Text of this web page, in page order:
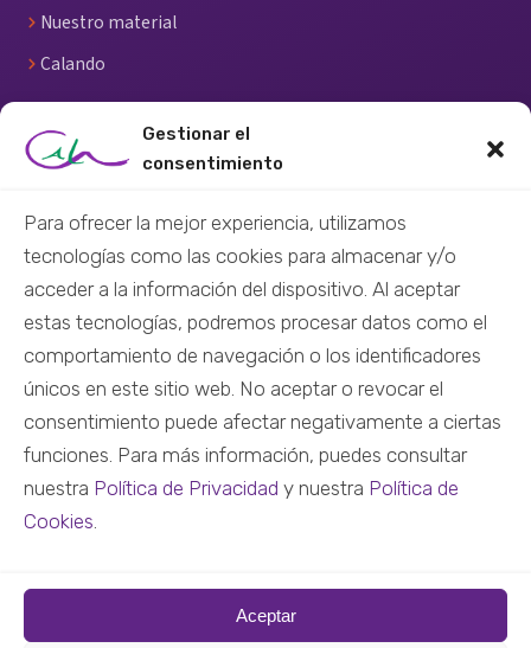
Gestionar el
consentimiento
Para ofrecer la mejor experiencia, utilizamos
tecnologías como las cookies para almacenar y/o
acceder a la información del dispositivo. Al aceptar
estas tecnologías, podremos procesar datos como el
comportamiento de navegación o los identificadores
únicos en este sitio web. No aceptar o revocar el
consentimiento puede afectar negativamente a ciertas
funciones. Para más información, puedes consultar
nuestra Política de Privacidad y nuestra Política de
Cookies.
Aceptar
Nuestro material
Calando
RECURSOS
Material didáctico
Material audiovisual
Nuestras redes
CONTACTO
+34 684 45 12 27
info@colectivocala.org